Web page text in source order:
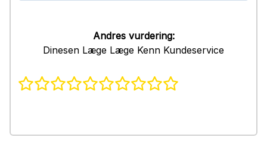
Andres vurdering:
Dinesen Læge Læge Kenn Kundeservice